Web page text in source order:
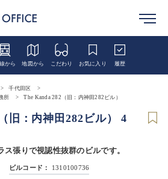
から 地図から こだわり お気に入り 履歴
千代田区
所
The Kanda 282（旧：内神田282ビル）
旧：内神田282ビル） 4
張りで視認性抜群のビルです。
ビルコード： 1310100736